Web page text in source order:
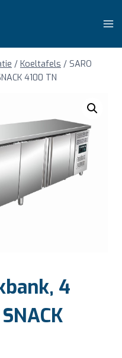
/ Koeltafels / SARO
4100 TN
4